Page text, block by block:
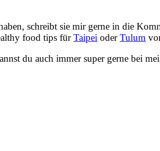
schreibt sie mir gerne in die
food tips fürTaipei oderTulum
du auch immer super gerne bei